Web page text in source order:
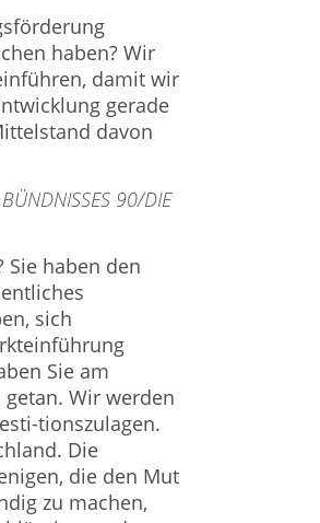
haben? Wir
damit wir
gerade
davon
90/DIE
Sie haben den
sich
Sie am
Wir werden
tionszulagen.
Die
die den Mut
zu machen,